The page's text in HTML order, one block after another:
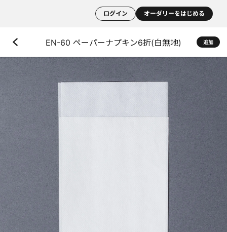
ログイン オーダリーをはじめる
EN-60 ペーパーナプキン6折(白無地) 追加